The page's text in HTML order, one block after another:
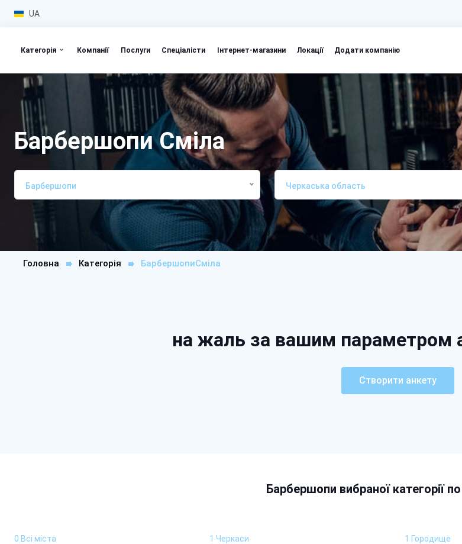
UA
Категорія Компанії Послуги Спеціалісти Інтернет-магазини Локації Додати компанію
Барбершопи Сміла
Барбершопи Черкаська область
Головна Категорія БарбершопиСміла
на жаль за вашим параметром
Створити анкету
Барбершопи вибраної категорії
0 Всі міста 1 Черкаси 1 Городище